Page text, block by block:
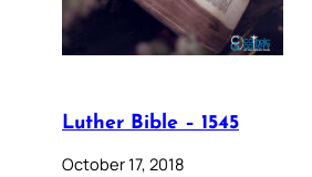
Luther Bible – 1545
October 17, 2018